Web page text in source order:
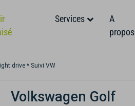
Services
A
propos
drive * Suivi VW
Volkswagen Golf